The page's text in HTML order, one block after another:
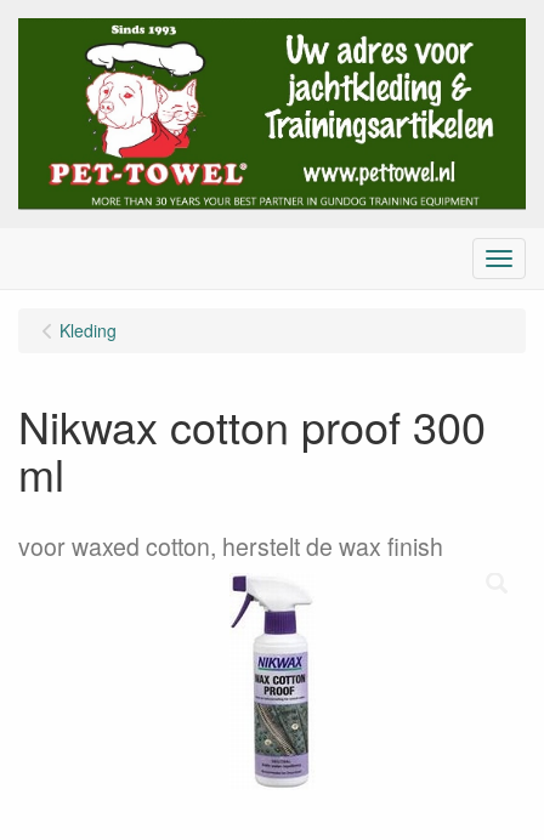
Menu
Kleding
Nikwax cotton proof 300
ml
voor waxed cotton, herstelt de wax finish